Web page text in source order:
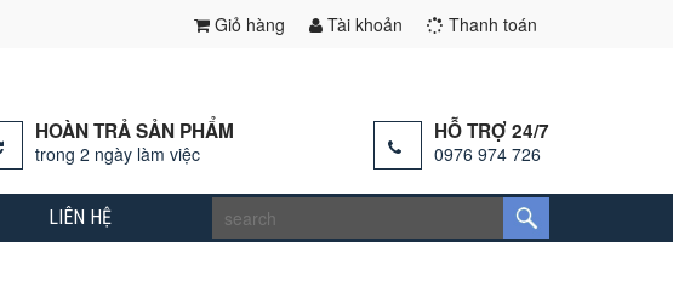
Giỏ hàng Tài khoản Thanh toán
HOÀN TRẢ SẢN PHẨM
trong 2 ngày làm việc
HỖ TRỢ 24/7
0976 974 726
LIÊN HỆ